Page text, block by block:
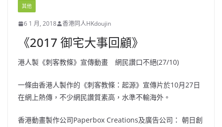
其他
6 1 月, 2018 香港同人HKdoujin
《2017 御宅大事回顧》
港人製《刺客教條》宣傳動畫 網民讚口不絕(27/10)
一條由香港人製作的《刺客教條：起源》宣傳片於10月27日
在網上熱傳，不少網民讚質素高，水準不輸海外。
香港動畫製作公司Paperbox Creations及廣告公司： 朝日創